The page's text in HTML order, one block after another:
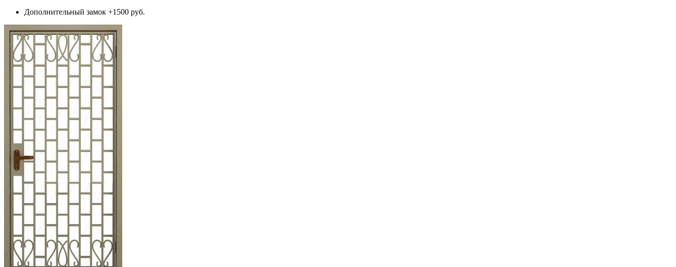
Дополнительный замок +1500 руб.